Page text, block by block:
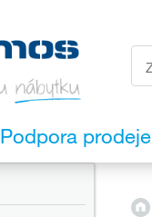
Podpora prodeje